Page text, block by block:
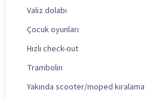
Valiz dolabı
Çocuk oyunları
Hızlı check-out
Trambolin
Yakında scooter/moped kiralama